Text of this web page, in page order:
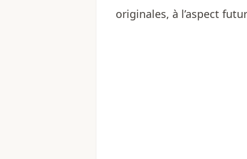
originales, à l’aspect